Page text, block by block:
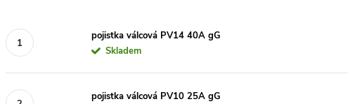
pojistka válcová PV14 40A gG
Skladem
pojistka válcová PV10 25A gG